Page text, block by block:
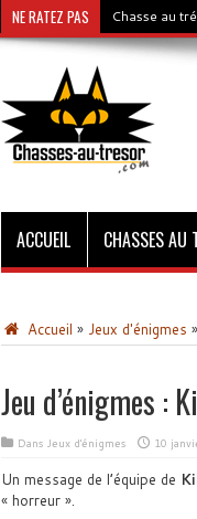
NE RATEZ PAS Chasse au
ACCUEIL CHASSES AU
Accueil » Jeux d'énigmes »
Jeu d’énigmes :
Dans Jeux d'énigmes 10
Un message de l’équipe de
« horreur ».